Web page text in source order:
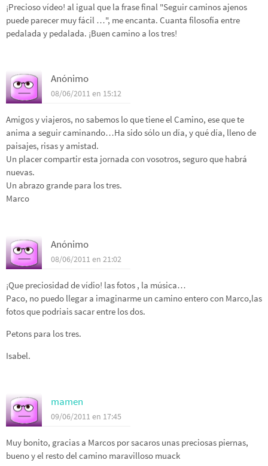
¡Precioso vídeo! al igual que la frase final "Seguir caminos ajenos
puede parecer muy fácil …", me encanta. Cuanta filosofía entre
pedalada y pedalada. ¡Buen camino a los tres!
Anónimo
08/06/2011 en 15:12
Amigos y viajeros, no sabemos lo que tiene el Camino, ese que te
anima a seguir caminando…Ha sido sólo un día, y qué día, lleno de
paisajes, risas y amistad.
Un placer compartir esta jornada con vosotros, seguro que habrá
nuevas.
Un abrazo grande para los tres.
Marco
Anónimo
08/06/2011 en 21:02
¡Que preciosidad de vídio! las fotos , la música…
Paco, no puedo llegar a imaginarme un camino entero con Marco,las
fotos que podriais sacar entre los dos.
Petons para los tres.
Isabel.
mamen
09/06/2011 en 17:45
Muy bonito, gracias a Marcos por sacaros unas preciosas piernas,
bueno y el resto del camino maravilloso muack